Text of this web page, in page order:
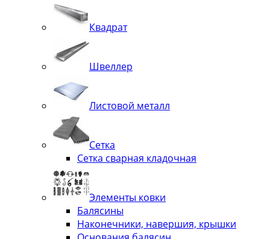
Квадрат
Швеллер
Листовой металл
Сетка
Сетка сварная кладочная
Элементы ковки
Балясины
Наконечники, навершия, крышки